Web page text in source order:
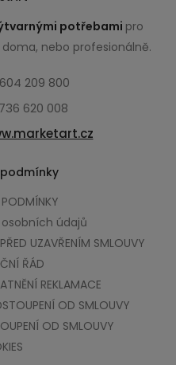
potřebami pro
nebo profesionálně.
209 800
620 008
údajů
UZAVŘENÍM SMLOUVY
ŘÁD
REKLAMACE
OD SMLOUVY
OD SMLOUVY